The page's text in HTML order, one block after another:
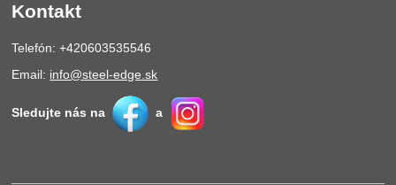
Kontakt
Telefón: +420603535546
Email: info@steel-edge.sk
Sledujte nás na a